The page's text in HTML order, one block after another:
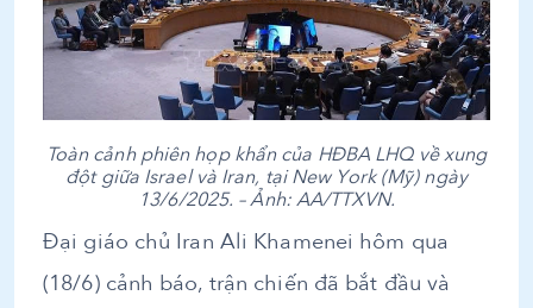
Toàn cảnh phiên họp khẩn của HĐBA LHQ về xung
đột giữa Israel và Iran, tại New York (Mỹ) ngày
13/6/2025. – Ảnh: AA/TTXVN.
Đại giáo chủ Iran Ali Khamenei hôm qua
(18/6) cảnh báo, trận chiến đã bắt đầu và